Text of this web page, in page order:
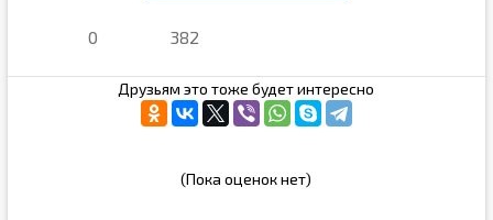
0 382
Друзьям это тоже будет интересно
(Пока оценок нет)